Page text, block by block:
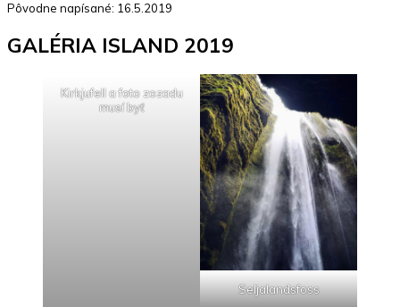
Pôvodne napísané: 16.5.2019
GALÉRIA ISLAND 2019
Kirkjufell a foto zozadu
musí byť
Seljalandsfoss